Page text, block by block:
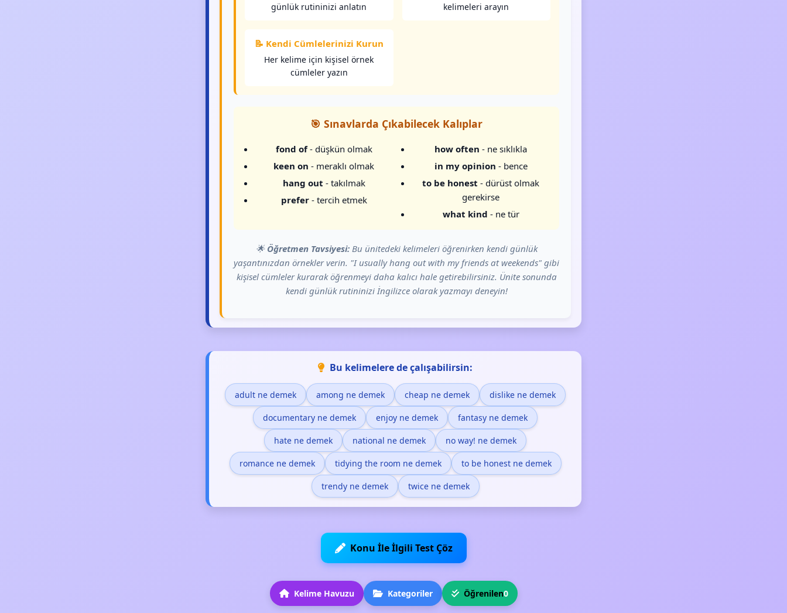
günlük rutininizi anlatın
kelimeleri arayın
📝 Kendi Cümlelerinizi Kurun
Her kelime için kişisel örnek
cümleler yazın
🎯 Sınavlarda Çıkabilecek Kalıplar
fond of- düşkün olmak
keen on - meraklı olmak
hang out - takılmak
prefer- tercih etmek
how often - ne sıklıkla
in my opinion - bence
to be honest - dürüst olmak
gerekirse
what kind - ne tür
🌟 Öğretmen Tavsiyesi:Bu ünitedeki kelimeleri öğrenirken kendi günlük
yaşantınızdan örnekler verin. "I usually hang out with my friends at weekends" gibi
kişisel cümleler kurarak öğrenmeyi daha kalıcı hale getirebilirsiniz. Ünite sonunda
kendi günlük rutininizi İngilizce olarak yazmayı deneyin!
Bu kelimelere de çalışabilirsin:
adult ne demek among ne demek cheap ne demek dislike ne demek
documentary ne demek enjoy ne demek fantasy ne demek
hate ne demek national ne demek no way! ne demek
romance ne demek tidying the room ne demek to be honest ne demek
trendy ne demek twice ne demek
Konu İle İlgili Test Çöz
Kelime Havuzu Kategoriler Öğrenilen0